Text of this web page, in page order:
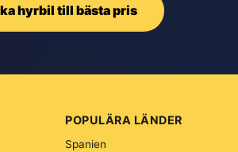
hyrbil till bästa pris
POPULÄRA LÄNDER
Spanien